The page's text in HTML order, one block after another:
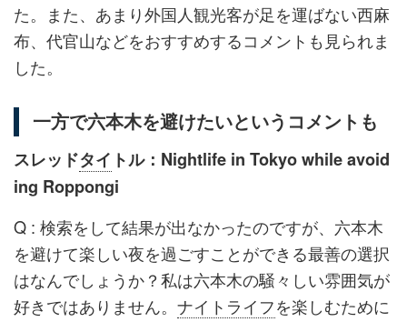
た。また、あまり外国人観光客が足を運ばない西麻
布、代官山などをおすすめするコメントも見られま
した。
一方で六本木を避けたいというコメントも
スレッドタイ トル：Nightlife in Tokyo while avoid
ing Roppongi
Q : 検索をして結果が出なかったのですが、六本木
を避けて楽しい夜を過ごすことができる最善の選択
はなんでしょうか？私は六本木の騒々しい雰囲気が
好きではありません。 ナイトライフを楽しむために